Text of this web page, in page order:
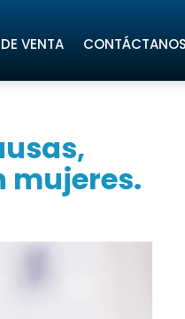
VENTA CONTÁCTANOS
mujeres.